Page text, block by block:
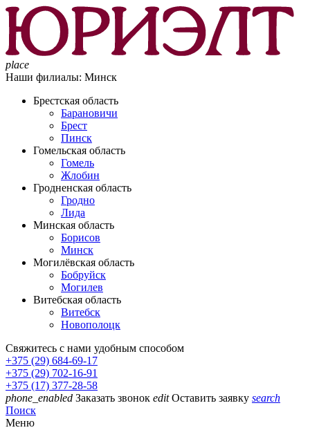
place
Наши филиалы: Минск
Брестская область
Барановичи
Брест
Пинск
Гомельская область
Гомель
Жлобин
Гродненская область
Гродно
Лида
Минская область
Борисов
Минск
Могилёвская область
Бобруйск
Могилев
Витебская область
Витебск
Новополоцк
Свяжитесь с нами удобным способом
+375 (29) 684-69-17
+375 (29) 702-16-91
+375 (17) 377-28-58
phone_enabled Заказать звонок edit Оставить заявку search
Поиск
Меню